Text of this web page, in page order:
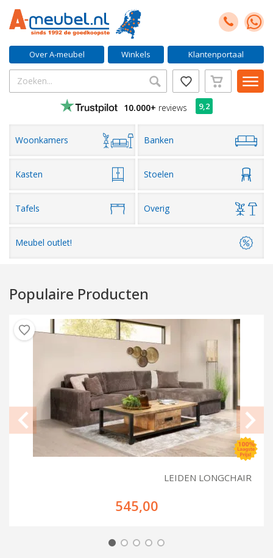
Over A-meubel Winkels Klantenportaal
10.000+ reviews 9,2
Woonkamers Banken
Kasten Stoelen
Tafels Overig
Meubel outlet!
Populaire Producten
LEIDEN LONGCHAIR
545,00